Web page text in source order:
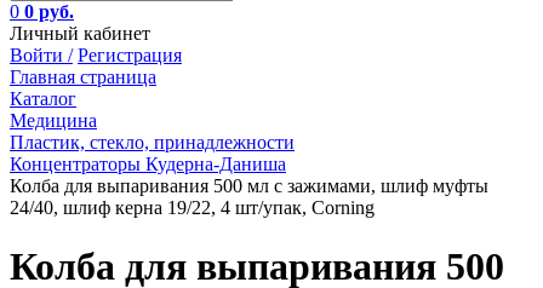
0 0 руб.
Личный кабинет
Войти / Регистрация
Главная страница
Каталог
Медицина
Пластик, стекло, принадлежности
Концентраторы Кудерна-Даниша
Колба для выпаривания 500 мл с зажимами, шлиф муфты
24/40, шлиф керна 19/22, 4 шт/упак, Corning
Колба для выпаривания 500